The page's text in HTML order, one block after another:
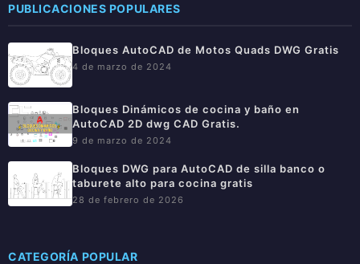
PUBLICACIONES POPULARES
Bloques AutoCAD de Motos Quads DWG Gratis
4 de marzo de 2024
Bloques Dinámicos de cocina y baño en
AutoCAD 2D dwg CAD Gratis.
9 de marzo de 2024
Bloques DWG para AutoCAD de silla banco o
taburete alto para cocina gratis
28 de febrero de 2026
CATEGORÍA POPULAR